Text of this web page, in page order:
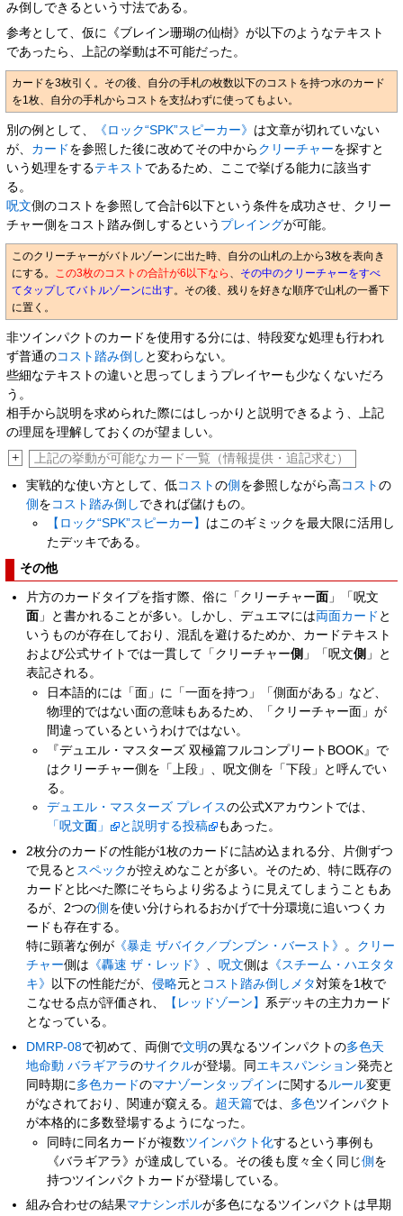
み倒しできるという寸法である。
参考として、仮に《ブレイン珊瑚の仙樹》が以下のようなテキスト
であったら、上記の挙動は不可能だった。
カードを3枚引く。その後、自分の手札の枚数以下のコストを持つ水のカード
を1枚、自分の手札からコストを支払わずに使ってもよい。
別の例として、 《ロック“SPK”スピーカー》 は文章が切れていない
が、 カード を参照した後に改めてその中から クリーチャーを探すと
いう処理をするテキスト であるため、ここで挙げる能力に該当す
る。
呪文側のコストを参照して合計6以下という条件を成功させ、クリー
チャー側をコスト踏み倒しするという プレイングが可能。
このクリーチャーがバトルゾーンに出た時、自分の山札の上から3枚を表向き
にする。
この3枚のコストの合計が6以下なら
その中のクリーチャーをすべ
てタップしてバトルゾーンに出す。その後、残りを好きな順序で山札の一番下
に置く。
非ツインパクトのカードを使用する分には、特段変な処理も行われ
ず普通のコスト踏み倒し と変わらない。
些細なテキストの違いと思ってしまうプレイヤーも少なくないだろ
う。
相手から説明を求められた際にはしっかりと説明できるよう、上記
の理屈を理解しておくのが望ましい。
+
上記の挙動が可能なカード一覧（情報提供・追記求む）
実戦的な使い方として、低コストの側 を参照しながら高 コストの
側 を コスト踏み倒し できれば儲けもの。
【ロック“SPK”スピーカー】 はこのギミックを最大限に活用し
たデッキである。
その他
片方のカードタイプを指す際、俗に「クリーチャー面 」「呪文
面 」と書かれることが多い。しかし、デュエマには両面カード と
いうものが存在しており、混乱を避けるためか、カードテキスト
および公式サイトでは一貫して「クリーチャー側 」「呪文側 」と
表記される。
日本語的には「面」に「一面を持つ」「側面がある」など、
物理的ではない面の意味もあるため、「クリーチャー面」が
間違っているというわけではない。
『デュエル・マスターズ 双極篇フルコンプリートBOOK』で
はクリーチャー側を「上段」、呪文側を「下段」と呼んでい
る。
デュエル・マスターズ プレイスの公式Xアカウントでは、
「呪文面 」 と説明する投稿
もあった。
2枚分のカードの性能が1枚のカードに詰め込まれる分、片側ずつ
で見ると スペックが控えめなことが多い。そのため、特に既存の
カードと比べた際にそちらより劣るように見えてしまうこともあ
るが、2つの側 を使い分けられるおかげで十分環境に追いつくカ
ードも存在する。
特に顕著な例が 《暴走 ザバイク／ブンブン・バースト》 。 クリー
チャー側は 《轟速 ザ・レッド》 、呪文側は 《スチーム・ハエタタ
キ》 以下の性能だが、侵略元と コスト踏み倒しメタ対策を1枚で
こなせる点が評価され、
【レッドゾーン】 系デッキの主力カード
となっている。
DMRP-08で初めて、両側で文明の異なるツインパクトの多色天
地命動 バラギアラのサイクルが登場。同 エキスパンション発売と
同時期に多色カードのマナゾーン タップインに関するルール変更
がなされており、関連が窺える。 超天篇では、 多色ツインパクト
が本格的に多数登場するようになった。
同時に同名カードが複数ツインパクト化するという事例も
《バラギアラ》が達成している。その後も度々全く同じ側を
持つツインパクトカードが登場している。
組み合わせの結果マナシンボルが多色になるツインパクトは早期